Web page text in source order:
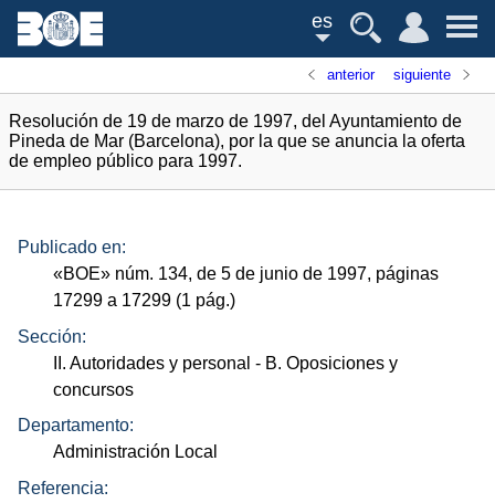
es
anterior siguiente
Resolución de 19 de marzo de 1997, del Ayuntamiento de
Pineda de Mar (Barcelona), por la que se anuncia la oferta
de empleo público para 1997.
Publicado en:
«BOE» núm. 134, de 5 de junio de 1997, páginas
17299 a 17299 (1 pág.)
Sección:
II. Autoridades y personal - B. Oposiciones y
concursos
Departamento:
Administración Local
Referencia: